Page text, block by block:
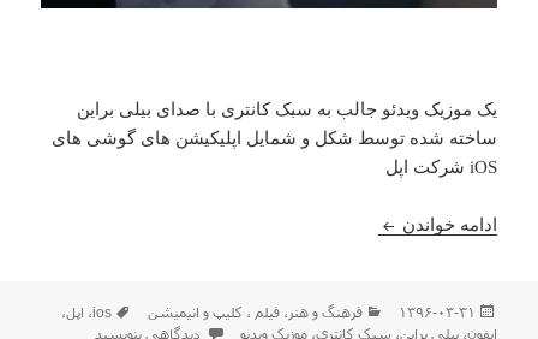
یک موزیک ویدئو جالب به سبک کانتری با صدای بیلی براین
ساخته شده توسط شکل و شمایل اپلیکیشن های گوشی های
iOS شرکت اپل
ادامه خواندن موزیک ویدیو عمودی با استایل گوشی ایفون
ارسال
شده
۱۳۹۶-۰۳-۳۱ دسته‌ها
فرهنگ و هنر ،فیلم ، كليپ و انیمیشن برچسب‌ها
ios، اپل،
ایفون،بیلی براین، سبک کانتری،موزیک ویدیو برای موزیک ویدیو عمودی با
دیدگاهی بنویسید